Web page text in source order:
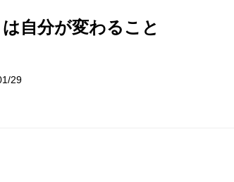
自分が変わること
29